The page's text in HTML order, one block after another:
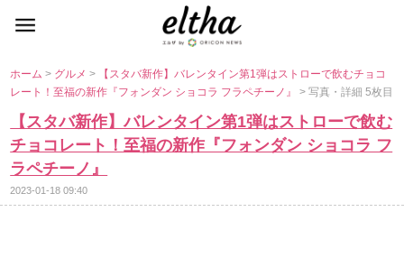
ホーム> グルメ>
【スタバ新作】バレンタイン第1弾はストローで飲むチョコ
レート！至福の新作『フォンダン ショコラ フラペチーノ』> 写真・詳細 5枚目
【スタバ新作】バレンタイン第1弾はストローで飲む
チョコレート！至福の新作『フォンダン ショコラ フ
ラペチーノ』
2023-01-18 09:40